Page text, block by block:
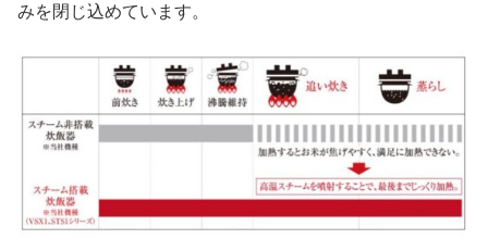
みを閉じ込めています。